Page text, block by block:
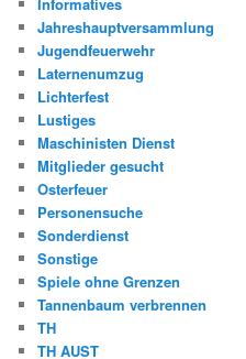
Informatives
Jahreshauptversammlung
Jugendfeuerwehr
Laternenumzug
Lichterfest
Lustiges
Maschinisten Dienst
Mitglieder gesucht
Osterfeuer
Personensuche
Sonderdienst
Sonstige
Spiele ohne Grenzen
Tannenbaum verbrennen
TH
TH AUST